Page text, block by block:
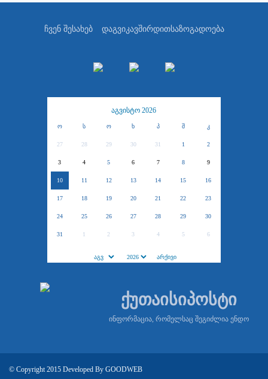
ჩვენ შესახებ დაგვიკავშირდითსაზოგადოება
აგვისტო 2026
ო ს ო ხ პ შ კ
27 28 29 30 31 1 2
3 4 5 6 7 8 9
10 11 12 13 14 15 16
17 18 19 20 21 22 23
24 25 26 27 28 29 30
31 1 2 3 4 5 6
ქუთაისიპოსტი
ინფორმაცია, რომელსაც შეგიძლია ენდო
© Copyright 2015 Developed By GOODWEB